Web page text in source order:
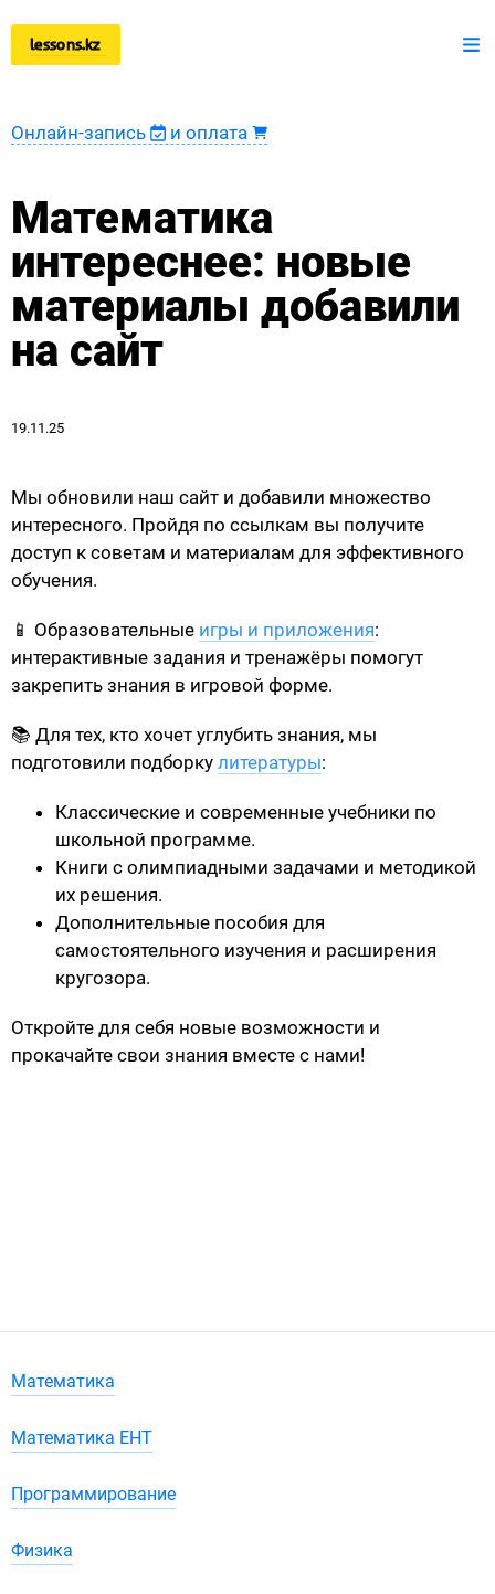
lessons.kz
+7 777 150 51 51
Математика
Информатика
Оплата
Новости
Наши ученики
Регистрация преподавателя
Онлайн-запись и оплата
Математика
интереснее: новые
материалы добавили
на сайт
19.11.25
Мы обновили наш сайт и добавили множество
интересного. Пройдя по ссылкам вы получите
доступ к советам и материалам для эффективного
обучения.
📱 Образовательные игры и приложения:
интерактивные задания и тренажёры помогут
закрепить знания в игровой форме.
📚 Для тех, кто хочет углубить знания, мы
подготовили подборку литературы:
Классические и современные учебники по
школьной программе.
Книги с олимпиадными задачами и методикой
их решения.
Дополнительные пособия для
самостоятельного изучения и расширения
кругозора.
Откройте для себя новые возможности и
прокачайте свои знания вместе с нами!
Математика
Математика ЕНТ
Программирование
Физика